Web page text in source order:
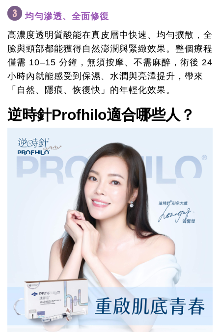
均勻滲透、全面修復
高濃度透明質酸能在真皮層中快速、均勻擴散，全
臉與頸部都能獲得自然澎潤與緊緻效果。整個療程
僅需 10–15 分鐘，無須按摩、不需麻醉，術後 24
小時內就能感受到保濕、水潤與亮澤提升，帶來
「自然、隱痕、恢復快」的年輕化效果。
逆時針Profhilo適合哪些人？